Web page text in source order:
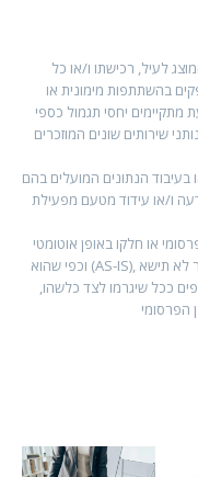
לעיל, רכישתו ו/או כל
בהשתתפות מימונית או
יחסי תגמול כספי
שירותים שונים המוזכרים
הנתונים המועלים בהם
ו/או עידוד מטעם מפעילת
או חלקו באופן אוטומטי
וכפי שהוא (AS-IS), מבלי לבדוק את אמיתותו ו/או דיוקו. מפעילת האתר לא תישא
ככל שיגרמו לצד כלשהו,